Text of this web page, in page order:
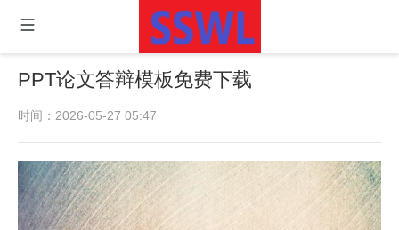
PPT论文答辩模板免费下载
时间：2026-05-27 05:47